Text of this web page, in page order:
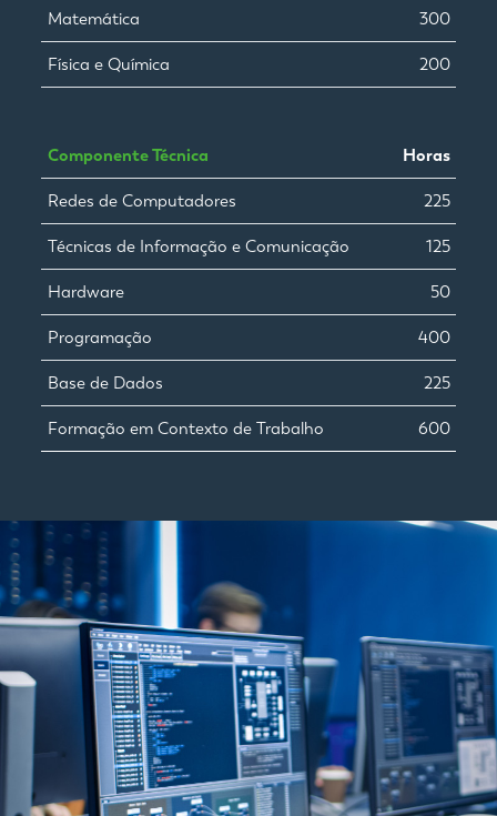
Matemática 300
Física e Química 200
Componente Técnica Horas
Redes de Computadores 225
Técnicas de Informação e Comunicação 125
Hardware 50
Programação 400
Base de Dados 225
Formação em Contexto de Trabalho 600